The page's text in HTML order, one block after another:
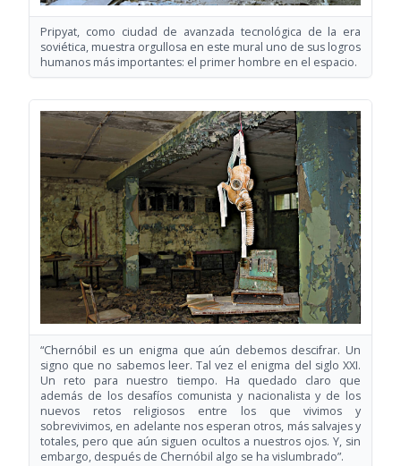
Pripyat, como ciudad de avanzada tecnológica de la era
soviética, muestra orgullosa en este mural uno de sus logros
humanos más importantes: el primer hombre en el espacio.
“Chernóbil es un enigma que aún debemos descifrar. Un
signo que no sabemos leer. Tal vez el enigma del siglo XXI.
Un reto para nuestro tiempo. Ha quedado claro que
además de los desafíos comunista y nacionalista y de los
nuevos retos religiosos entre los que vivimos y
sobrevivimos, en adelante nos esperan otros, más salvajes y
totales, pero que aún siguen ocultos a nuestros ojos. Y, sin
embargo, después de Chernóbil algo se ha vislumbrado”.